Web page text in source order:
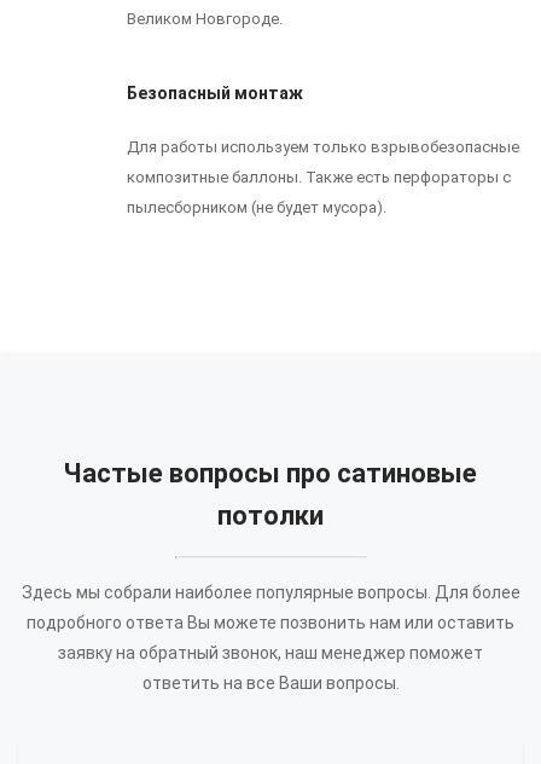
Великом Новгороде.
Безопасный монтаж
Для работы используем только взрывобезопасные
композитные баллоны. Также есть перфораторы с
пылесборником (не будет мусора).
Частые вопросы про сатиновые
потолки
Здесь мы собрали наиболее популярные вопросы. Для более
подробного ответа Вы можете позвонить нам или оставить
заявку на обратный звонок, наш менеджер поможет
ответить на все Ваши вопросы.